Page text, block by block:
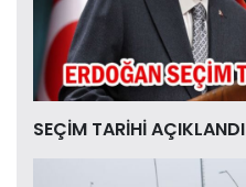
SEÇİM TARİHİ AÇIKLANDI